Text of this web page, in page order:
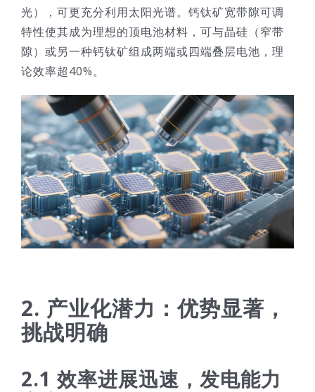
光），可更充分利用太阳光谱。钙钛矿宽带隙可调
特性使其成为理想的顶电池材料，可与晶硅（窄带
隙）或另一种钙钛矿组成两端或四端叠层电池，理
论效率超40%。
2. 产业化潜力：优势显著，
挑战明确
2.1 效率进展迅速，发电能力